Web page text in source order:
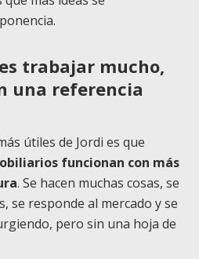
trabajar mucho,
una referencia
útiles de Jordi es que
funcionan con más
. Se hacen muchas cosas, se
se responde al mercado y se
pero sin una hoja de